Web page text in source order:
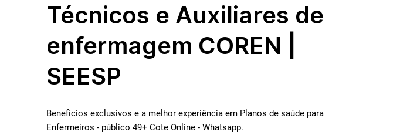
Técnicos e Auxiliares de
enfermagem COREN |
SEESP
Benefícios exclusivos e a melhor experiência em Planos de saúde para
Enfermeiros - público 49+ Cote Online - Whatsapp.